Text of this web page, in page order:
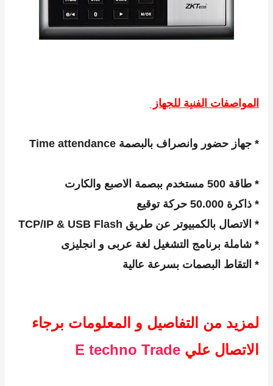
المواصفات الفنية للجهاز
* جهاز حضور وانصراف بالبصمة Time attendance
* طاقة 500 مستخدم ببصمة الاصبع والكارت
* ذاكرة 50.000 حركة توقيع
* الاتصال بالكمبيوتر عن طريق TCP/IP & USB Flash
* شاملة برنامج التشغيل لغة عربى و انجليزى
* التقاط البصمات بسرعة عالية
لمزيد من التفاصيل و المعلومات برجاء
الاتصال عليE techno Trade